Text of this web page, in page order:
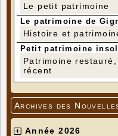
Le petit patrimoine
Le patrimoine de
Histoire et
Petit patrimoine
Patrimoine
récent
Archives des
Année 2026